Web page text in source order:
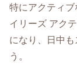
特にアクティ
イリーズ アク
になり、日中
う。